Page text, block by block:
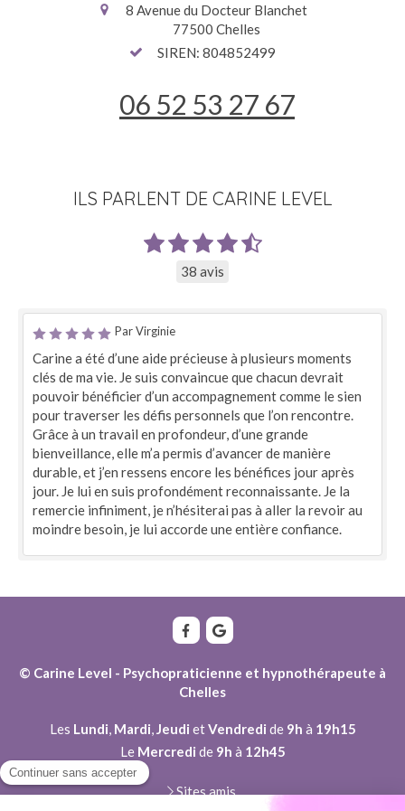
8 Avenue du Docteur Blanchet
77500 Chelles
SIREN: 804852499
06 52 53 27 67
ILS PARLENT DE CARINE LEVEL
38 avis
Par Virginie
Carine a été d’une aide précieuse à plusieurs moments
clés de ma vie. Je suis convaincue que chacun devrait
pouvoir bénéficier d’un accompagnement comme le sien
pour traverser les défis personnels que l’on rencontre.
Grâce à un travail en profondeur, d’une grande
bienveillance, elle m’a permis d’avancer de manière
durable, et j’en ressens encore les bénéfices jour après
jour. Je lui en suis profondément reconnaissante. Je la
remercie infiniment, je n’hésiterai pas à aller la revoir au
moindre besoin, je lui accorde une entière confiance.
© Carine Level - Psychopraticienne et hypnothérapeute à
Chelles
Les Lundi, Mardi,Jeudi etVendredi de 9h à 19h15
Le Mercredi de 9h à 12h45
Sites amis